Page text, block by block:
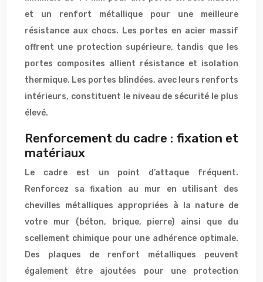
et un renfort métallique pour une meilleure
résistance aux chocs. Les portes en acier massif
offrent une protection supérieure, tandis que les
portes composites allient résistance et isolation
thermique. Les portes blindées, avec leurs renforts
intérieurs, constituent le niveau de sécurité le plus
élevé.
Renforcement du cadre : fixation et
matériaux
Le cadre est un point d’attaque fréquent.
Renforcez sa fixation au mur en utilisant des
chevilles métalliques appropriées à la nature de
votre mur (béton, brique, pierre) ainsi que du
scellement chimique pour une adhérence optimale.
Des plaques de renfort métalliques peuvent
également être ajoutées pour une protection